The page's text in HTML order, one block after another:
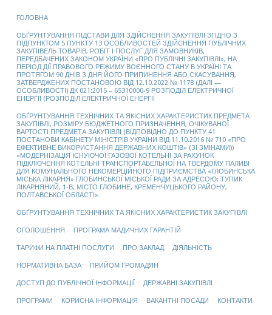
ГОЛОВНА
ОБҐРУНТУВАННЯ ПІДСТАВИ ДЛЯ ЗДІЙСНЕННЯ ЗАКУПІВЛІ ЗГІДНО З
ПІДПУНКТОМ 5 ПУНКТУ 13 ОСОБЛИВОСТЕЙ ЗДІЙСНЕННЯ ПУБЛІЧНИХ
ЗАКУПІВЕЛЬ ТОВАРІВ, РОБІТ І ПОСЛУГ ДЛЯ ЗАМОВНИКІВ,
ПЕРЕДБАЧЕНИХ ЗАКОНОМ УКРАЇНИ «ПРО ПУБЛІЧНІ ЗАКУПІВЛІ», НА
ПЕРІОД ДІЇ ПРАВОВОГО РЕЖИМУ ВОЄННОГО СТАНУ В УКРАЇНІ ТА
ПРОТЯГОМ 90 ДНІВ З ДНЯ ЙОГО ПРИПИНЕННЯ АБО СКАСУВАННЯ,
ЗАТВЕРДЖЕНИХ ПОСТАНОВОЮ ВІД 12.10.2022 № 1178 (ДАЛІ —
ОСОБЛИВОСТІ) ДК 021:2015 – 65310000-9 РОЗПОДІЛ ЕЛЕКТРИЧНОЇ
ЕНЕРГІЇ (РОЗПОДІЛ ЕЛЕКТРИЧНОЇ ЕНЕРГІЇ
ОБҐРУНТУВАННЯ ТЕХНІЧНИХ ТА ЯКІСНИХ ХАРАКТЕРИСТИК ПРЕДМЕТА
ЗАКУПІВЛІ, РОЗМІРУ БЮДЖЕТНОГО ПРИЗНАЧЕННЯ, ОЧІКУВАНОЇ
ВАРТОСТІ ПРЕДМЕТА ЗАКУПІВЛІ (ВІДПОВІДНО ДО ПУНКТУ 41
ПОСТАНОВИ КАБІНЕТУ МІНІСТРІВ УКРАЇНИ ВІД 11.10.2016 № 710 «ПРО
ЕФЕКТИВНЕ ВИКОРИСТАННЯ ДЕРЖАВНИХ КОШТІВ» (ЗІ ЗМІНАМИ))
«МОДЕРНІЗАЦІЯ ІСНУЮЧОЇ ГАЗОВОЇ КОТЕЛЬНІ ЗА РАХУНОК
ПІДКЛЮЧЕННЯ КОТЕЛЬНІ ТРАНСПОРТАБЕЛЬНОЇ НА ТВЕРДОМУ ПАЛИВІ
ДЛЯ КОМУНАЛЬНОГО НЕКОМЕРЦІЙНОГО ПІДПРИЄМСТВА «ГЛОБИНСЬКА
МІСЬКА ЛІКАРНЯ» ГЛОБИНСЬКОЇ МІСЬКОЇ РАДИ ЗА АДРЕСОЮ: ТУПИК
ЛІКАРНЯНИЙ, 1-В, МІСТО ГЛОБИНЕ, КРЕМЕНЧУЦЬКОГО РАЙОНУ,
ПОЛТАВСЬКОЇ ОБЛАСТІ»
ОБҐРУНТУВАННЯ ТЕХНІЧНИХ ТА ЯКІСНИХ ХАРАКТЕРИСТИК ЗАКУПІВЛІ
ОГОЛОШЕННЯ ПРОГРАМА МАДИЧНИХ ГАРАНТІЙ
ТАРИФИ НА ПЛАТНІ ПОСЛУГИ ПРО ЗАКЛАД ДІЯЛЬНІСТЬ
НОРМАТИВНА БАЗА ПРИЙОМ ГРОМАДЯН
ДОСТУП ДО ПУБЛІЧНОЇ ІНФОРМАЦІЇ ДЕРЖАВНІ ЗАКУПІВЛІ
ПРОГРАМИ КОРИСНА ІНФОРМАЦІЯ ВАКАНТНІ ПОСАДИ КОНТАКТИ